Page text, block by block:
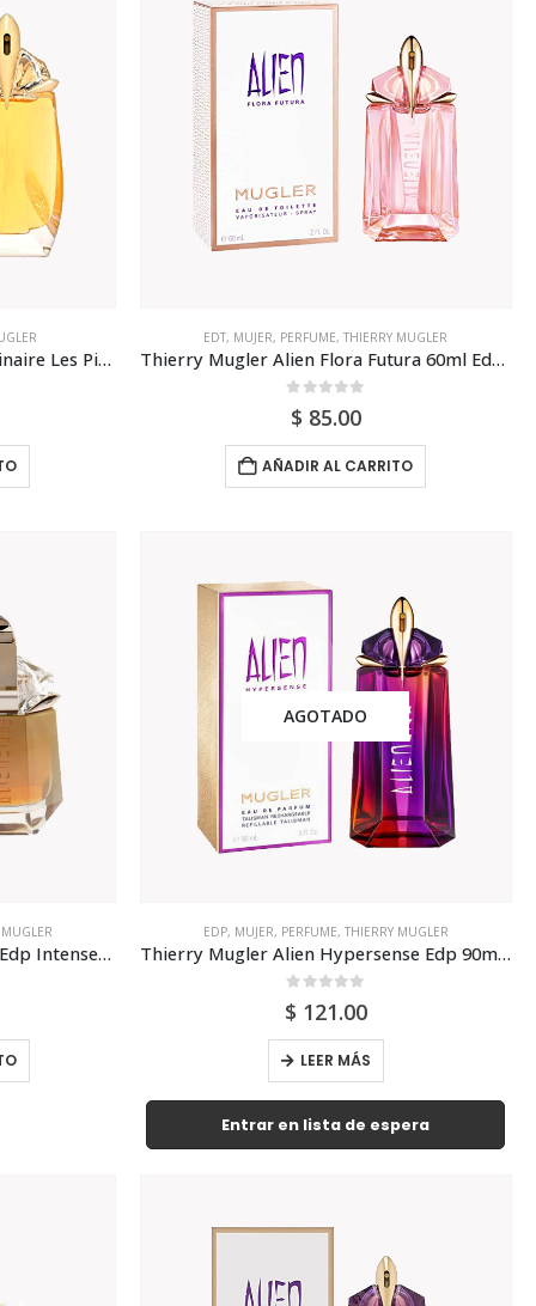
Thierry Mugler Alien Extraordinaire Les Pierres Ressourcable 90ml Mujer
EDT, MUJER, PERFUME,THIERRY MUGLER
Thierry Mugler Alien Flora Futura 60ml Edt Para Mujer
out of 5
$ 85.00
AÑADIR AL CARRITO
Thierry Mugler Alien Goddess Edp Intense 90ml Para Mujer
AGOTADO
EDP, MUJER, PERFUME, THIERRY MUGLER
Thierry Mugler Alien Hypersense Edp 90ml Para Mujer
0
$ 121.00
LEER MÁS
Entrar en lista de espera